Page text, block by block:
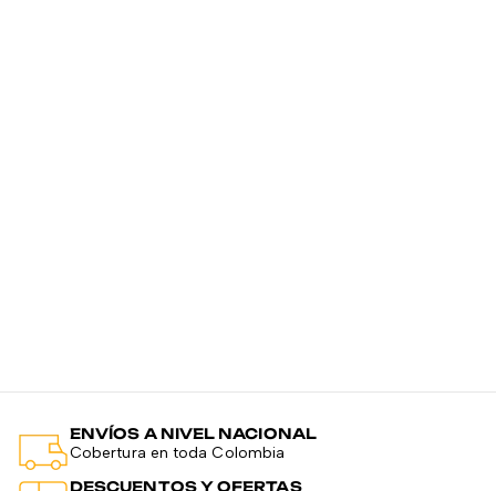
ENVÍOS A NIVEL NACIONAL
Cobertura en toda Colombia
DESCUENTOS Y OFERTAS